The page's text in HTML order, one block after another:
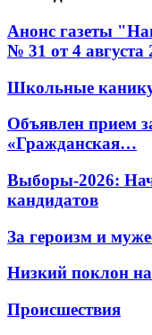
Анонс газеты
№ 31 от 4
Школьные
Объявлен прием
«Гражданская…
Выборы-2026:
кандидатов
За героизм и
Низкий поклон
Происшествия